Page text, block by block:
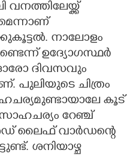
നാലോളം
ഉദ്യോഗസ്ഥർ
ഓരോ ദിവസവും
പുലിയുടെ ചിത്രം
കൂട്
റേഞ്ച്
ലൈഫ് വാർഡന്റെ
ശനിയാഴ്ച